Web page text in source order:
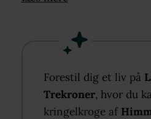
ramme om livet tæt på
køkken-alrum, gode
hverdagen. Udenfor
nyttehaver, frugttræer
Forestil dig et liv på
Trekroner, hvor du
kringelkroge af